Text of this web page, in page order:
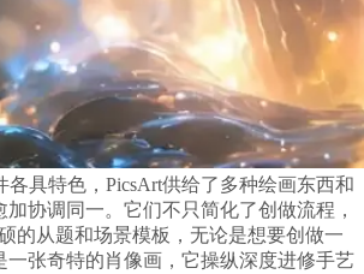
各具特色，PicsArt供给了多种绘画东西和
协调同一。它们不只简化了创做流程，
的从题和场景模板，无论是想要创做一
一张奇特的肖像画，它操纵深度进修手艺